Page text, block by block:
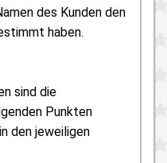
des Kunden den
haben.
sind die
Punkten
den jeweiligen